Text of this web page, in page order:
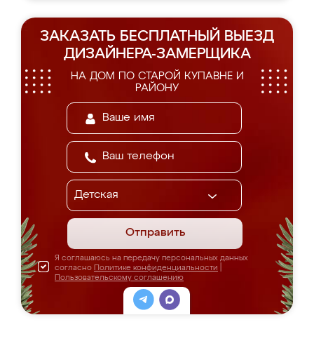
ЗАКАЗАТЬ БЕСПЛАТНЫЙ ВЫЕЗД
ДИЗАЙНЕРА-ЗАМЕРЩИКА
НА ДОМ ПО СТАРОЙ КУПАВНЕ И
РАЙОНУ
Отправить
Я соглашаюсь на передачу персональных данных
согласно Политике конфиденциальности
Пользовательскому соглашению